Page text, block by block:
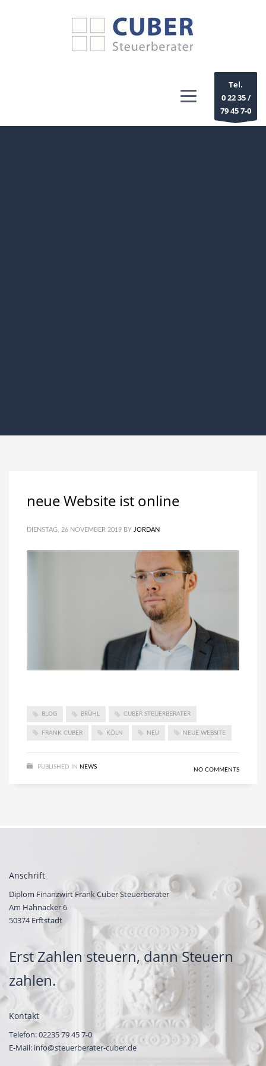
Tel.
0 22 35 /
79 45 7-0
neue Website ist online
DIENSTAG, 26 NOVEMBER 2019 BY JORDAN
BLOG BRÜHL CUBER STEUERBERATER
FRANK CUBER KÖLN NEU NEUE WEBSITE
PUBLISHED IN NEWS NO COMMENTS
Anschrift
Diplom Finanzwirt Frank Cuber Steuerberater
Am Hahnacker 6
50374 Erftstadt
Erst Zahlen steuern, dann Steuern
zahlen.
Kontakt
Telefon:02235 79 45 7-0
E-Mail: info@steuerberater-cuber.de